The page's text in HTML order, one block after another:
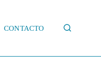
CONTACTO